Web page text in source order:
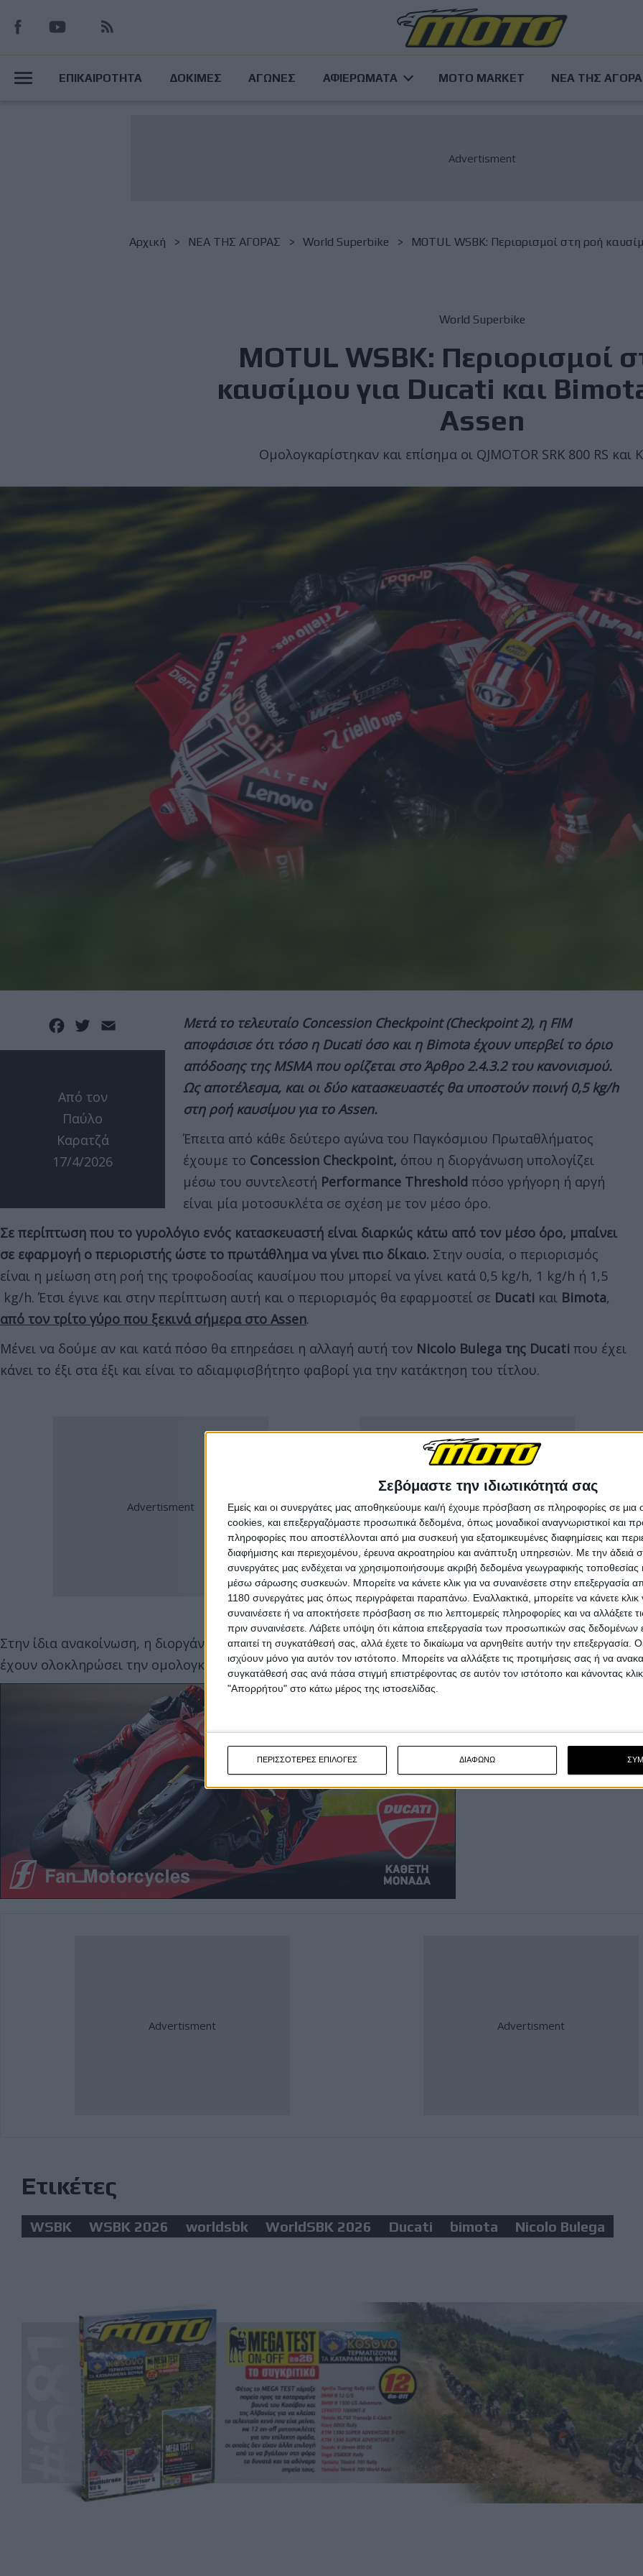
Σεβόμαστε την ιδιωτικότητά σας
Εμείς και οι συνεργάτες μας αποθηκεύουμε και/ή έχουμε πρόσβαση σε πληροφορίες σε
cookies, και επεξεργαζόμαστε προσωπικά δεδομένα, όπως μοναδικοί αναγνωριστικοί και
πληροφορίες που αποστέλλονται από μια συσκευή για εξατομικευμένες διαφημίσεις και
διαφήμισης και περιεχομένου, έρευνα ακροατηρίου και ανάπτυξη υπηρεσιών. Με την άδειά
συνεργάτες μας ενδέχεται να χρησιμοποιήσουμε ακριβή δεδομένα γεωγραφικής τοποθεσίας
μέσω σάρωσης συσκευών. Μπορείτε να κάνετε κλικ για να συναινέσετε στην επεξεργασία
1180 συνεργάτες μας όπως περιγράφεται παραπάνω. Εναλλακτικά, μπορείτε να κάνετε κλικ
συναινέσετε ή να αποκτήσετε πρόσβαση σε πιο λεπτομερείς πληροφορίες και να αλλάξετε
πριν συναινέσετε. Λάβετε υπόψη ότι κάποια επεξεργασία των προσωπικών σας δεδομένων
απαιτεί τη συγκατάθεσή σας, αλλά έχετε το δικαίωμα να αρνηθείτε αυτήν την επεξεργασία.
ισχύουν μόνο για αυτόν τον ιστότοπο. Μπορείτε να αλλάξετε τις προτιμήσεις σας ή να
συγκατάθεσή σας ανά πάσα στιγμή επιστρέφοντας σε αυτόν τον ιστότοπο και κάνοντας
"Απορρήτου" στο κάτω μέρος της ιστοσελίδας.
ΠΕΡΙΣΣΟΤΕΡΕΣ ΕΠΙΛΟΓΕΣ ΔΙΑΦΩΝΩ
προς
κυρίως
MainΕΠΙΚΑΙΡΟΤΗΤΑ ΔΟΚΙΜΕΣ ΑΓΩΝΕΣ ΑΦΙΕΡΩΜΑΤΑ MOTO MARKET ΝΕΑ ΤΗΣ
Breadcrumb
Αρχική NΕΑ ΤΗΣ ΑΓΟΡΑΣ World Superbike MOTUL WSBK: Περιορισμοί στη ροή
World Superbike
MOTUL WSBK: Περιορισμοί
καυσίμου για Ducati και
Assen
Ομολογκαρίστηκαν και επίσημα οι QJMOTOR SRK 800 RS και
Facebook
Twitter
Από τον
Παύλο
Καρατζά
17/4/2026
Μετά το τελευταίο Concession Checkpoint (Checkpoint 2), η FIM
αποφάσισε ότι τόσο η Ducati όσο και η Bimota έχουν υπερβεί το όριο
απόδοσης της MSMA που ορίζεται στο Άρθρο 2.4.3.2 του κανονισμού.
Ως αποτέλεσμα, και οι δύο κατασκευαστές θα υποστούν ποινή 0,5 kg/h
στη ροή καυσίμου για το Assen.
Έπειτα από κάθε δεύτερο αγώνα του Παγκόσμιου Πρωταθλήματος
έχουμε το Concession Checkpoint, όπου η διοργάνωση υπολογίζει
μέσω του συντελεστή Performance Threshold πόσο γρήγορη ή αργή
είναι μία μοτοσυκλέτα σε σχέση με τον μέσο όρο.
Σε περίπτωση που το γυρολόγιο ενός κατασκευαστή είναι διαρκώς κάτω από τον μέσο όρο, μπαίνει
σε εφαρμογή ο περιοριστής ώστε το πρωτάθλημα να γίνει πιο δίκαιο. Στην ουσία, ο περιορισμός
είναι η μείωση στη ροή της τροφοδοσίας καυσίμου που μπορεί να γίνει κατά 0,5 kg/h, 1 kg/h ή 1,5
kg/h. Έτσι έγινε και στην περίπτωση αυτή και ο περιορισμός θα εφαρμοστεί σε Ducati και Bimota,
από τον τρίτο γύρο που ξεκινά σήμερα στο Assen.
Μένει να δούμε αν και κατά πόσο θα επηρεάσει η αλλαγή αυτή τον Nicolo Bulega της Ducati που έχει
κάνει το έξι στα έξι και είναι το αδιαμφισβήτητο φαβορί για την κατάκτηση του τίτλου.
Στην ίδια ανακοίνωση, η διοργάνωση κοινοποίησε πως οι QJMOTOR SRK 800 RS και Kove 450RR
έχουν ολοκληρώσει την ομολογκασιόν τους και θα αγωνιστούν κανονικά στις κατηγορίες τους.
Ετικέτες
WSBK WSBK 2026 worldsbk WorldSBK 2026 Ducati bimota Nicolo Bulega